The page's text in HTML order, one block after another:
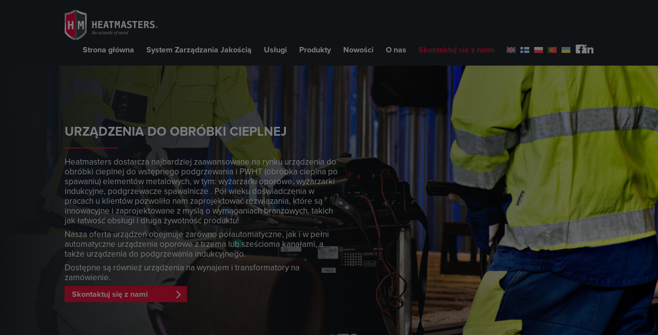
Strona główna System Zarządzania Jakością Usługi Produkty Nowości O nas Skontaktuj się z nami
URZĄDZENIA DO OBRÓBKI CIEPLNEJ
Heatmasters dostarcza najbardziej zaawansowane na rynku urządzenia do
obróbki cieplnej do wstępnego podgrzewania i PWHT (obróbka cieplna po
spawaniu) elementów metalowych, w tym: wyżarzarki oporowe, wyżarzarki
indukcyjne, podgrzewacze spawalnicze . Pół wieku doświadczenia w
pracach u klientów pozwoliło nam zaprojektować rozwiązania, które są
innowacyjne i zaprojektowane z myślą o wymaganiach branżowych, takich
jak łatwość obsługi i długa żywotność produktu!
Nasza oferta urządzeń obejmuje zarówno półautomatyczne, jak i w pełni
automatyczne urządzenia oporowe z trzema lub sześcioma kanałami, a
także urządzenia do podgrzewania indukcyjnego.
Dostępne są również urządzenia na wynajem i transformatory na
zamówienie.
Skontaktuj się z nami